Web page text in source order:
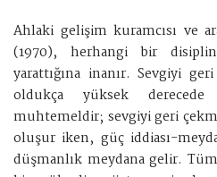
Ahlaki gelişim kuramcısı ve
(1970), herhangi bir
yarattığına inanır. Sevgiyi
oldukça yüksek
muhtemeldir; sevgiyi geri
oluşur iken, güç iddiası-
düşmanlık meydana gelir.